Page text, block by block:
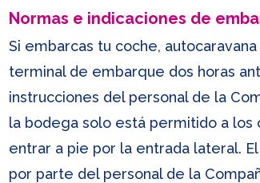
Normas e indicaciones de
Si embarcas tu coche,
terminal de embarque dos horas
instrucciones del personal de la
la bodega solo está permitido a
entrar a pie por la entrada lateral.
por parte del personal de la